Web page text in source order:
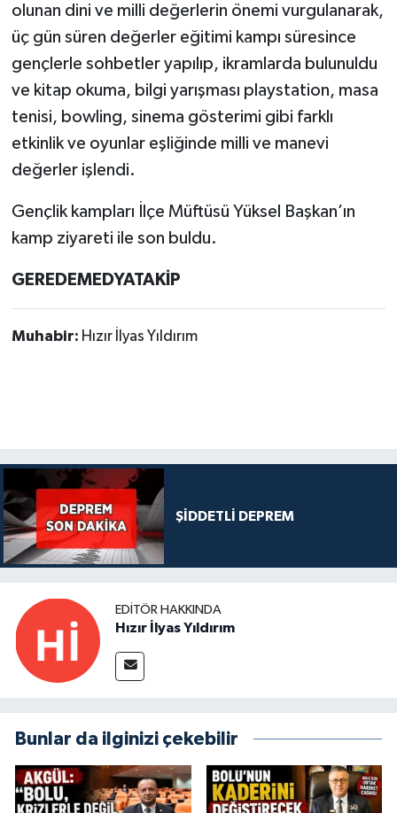
olunan dini ve milli değerlerin önemi vurgulanarak,
üç gün süren değerler eğitimi kampı süresince
gençlerle sohbetler yapılıp, ikramlarda bulunuldu
ve kitap okuma, bilgi yarışması playstation, masa
tenisi, bowling, sinema gösterimi gibi farklı
etkinlik ve oyunlar eşliğinde milli ve manevi
değerler işlendi.
Gençlik kampları İlçe Müftüsü Yüksel Başkan’ın
kamp ziyareti ile son buldu.
GEREDEMEDYATAKİP
Muhabir: Hızır İlyas Yıldırım
ŞİDDETLİ DEPREM
EDITÖR HAKKINDA
Hızır İlyas Yıldırım
Bunlar da ilginizi çekebilir